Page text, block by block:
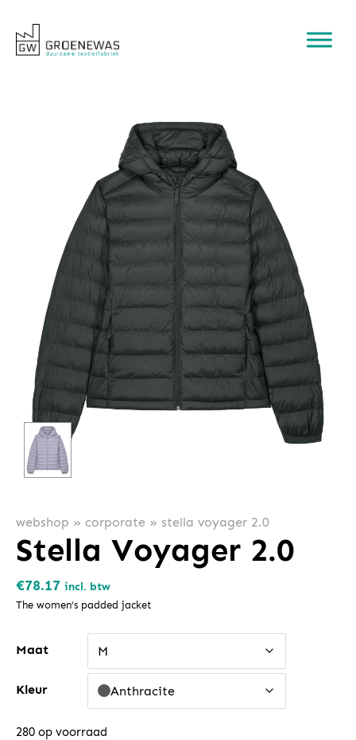
webshop » corporate » stella voyager 2.0
Stella Voyager 2.0
€78.17 incl. btw
The women’s padded jacket
Maat M
Kleur Anthracite
280 op voorraad